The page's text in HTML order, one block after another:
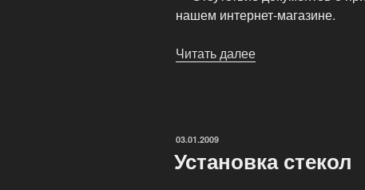
нашем интернет-магазине.
Читать далее
ОПУБЛИКОВАНО
03.01.2009
Установка стекол